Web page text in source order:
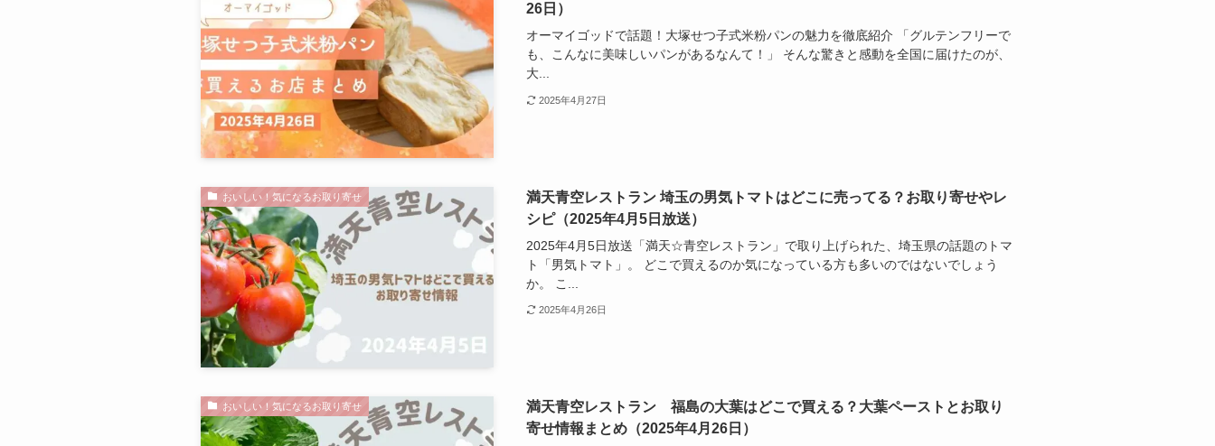
26日）
オーマイゴッドで話題！大塚せつ子式米粉パンの魅力を徹底紹介 「グルテンフリーで
も、こんなに美味しいパンがあるなんて！」 そんな驚きと感動を全国に届けたのが、
大...
2025年4月27日
おいしい！気になるお取り寄せ
満天青空レストラン 埼玉の男気トマトはどこに売ってる？お取り寄せやレ
シピ（2025年4月5日放送）
2025年4月5日放送「満天☆青空レストラン」で取り上げられた、埼玉県の話題のトマ
ト「男気トマト」。 どこで買えるのか気になっている方も多いのではないでしょう
か。 こ...
2025年4月26日
おいしい！気になるお取り寄せ
満天青空レストラン 福島の大葉はどこで買える？大葉ペーストとお取り
寄せ情報まとめ（2025年4月26日）